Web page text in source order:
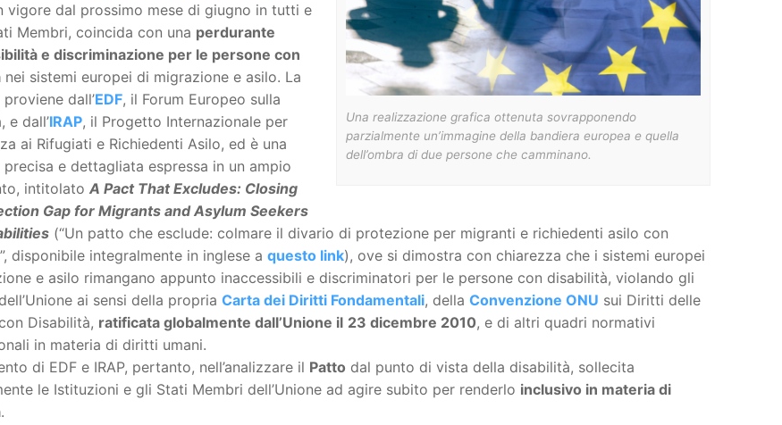
Una realizzazione grafica ottenuta sovrapponendo
parzialmente un’immagine della bandiera europea e quella
dell’ombra di due persone che camminano.
vigore dal prossimo mese di giugno in tutti e
Membri, coincida con una perdurante
e discriminazione per le persone con
nei sistemi europei di migrazione e asilo. La
dall’EDF, il Forum Europeo sulla
e dall’IRAP, il Progetto Internazionale per
ai Rifugiati e Richiedenti Asilo, ed è una
precisa e dettagliata espressa in un ampio
intitolato A Pact That Excludes: Closing
Gap for Migrants and Asylum Seekers
(“Un patto che esclude: colmare il divario di protezione per migranti e richiedenti asilo con
disponibile integralmente in inglese a questo link), ove si dimostra con chiarezza che i sistemi europei
e asilo rimangano appunto inaccessibili e discriminatori per le persone con disabilità, violando gli
ai sensi della propria Carta dei Diritti Fondamentali, della Convenzione ONU sui Diritti delle
Disabilità, ratificata globalmente dall’Unione il 23 dicembre 2010, e di altri quadri normativi
in materia di diritti umani.
di EDF e IRAP, pertanto, nell’analizzare il Patto dal punto di vista della disabilità, sollecita
le Istituzioni e gli Stati Membri dell’Unione ad agire subito per renderlo inclusivo in materia di
.